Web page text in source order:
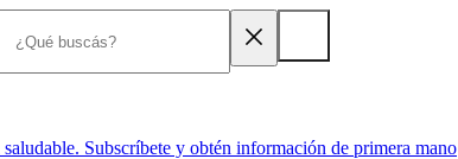
Subscríbete y obtén información de primera mano